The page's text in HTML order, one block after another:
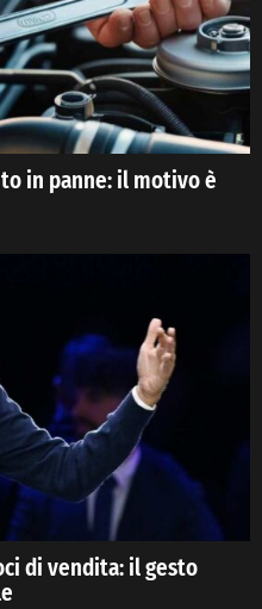
in panne: il motivo è
di vendita: il gesto